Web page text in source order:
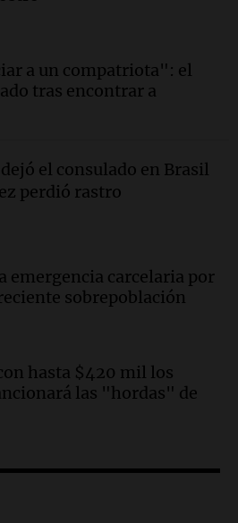
testimonios que
irregularidades
tres comercios en
tensiones políticas y
Argentina
"Hay mucho relato y
prioriza su visita a Perú
a un compatriota": el
tras encontrar a
el consulado en Brasil
perdió rastro
emergencia carcelaria por
sobrepoblación
hasta $420 mil los
las "hordas" de